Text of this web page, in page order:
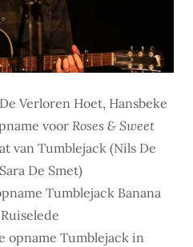
Verloren Hoet, Hansbeke
voorRoses & Sweet
van Tumblejack (Nils De
De Smet)
Tumblejack Banana
opname Tumblejack in